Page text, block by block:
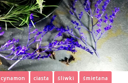
cynamon ciasta śliwki
śmietana